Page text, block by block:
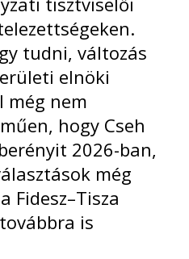
tudni, változás
elnöki
még nem
hogy Cseh
2026-ban,
még
Fidesz–Tisza
is